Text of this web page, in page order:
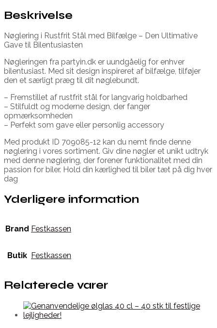
Beskrivelse
Nøglering i Rustfrit Stål med Bilfælge – Den Ultimative
Gave til Bilentusiasten
Nøgleringen fra partyin.dk er uundgåelig for enhver
bilentusiast. Med sit design inspireret af bilfælge, tilføjer
den et særligt præg til dit nøglebundt.
– Fremstillet af rustfrit stål for langvarig holdbarhed
– Stilfuldt og moderne design, der fanger
opmærksomheden
– Perfekt som gave eller personlig accessory
Med produkt ID 709085-12 kan du nemt finde denne
nøglering i vores sortiment. Giv dine nøgler et unikt udtryk
med denne nøglering, der forener funktionalitet med din
passion for biler. Hold din kærlighed til biler tæt på dig hver
dag
Yderligere information
Brand Festkassen
Butik Festkassen
Relaterede varer